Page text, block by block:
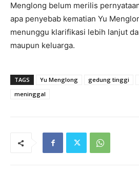
Menglong belum merilis
apa penyebab kematian Yu
menunggu klarifikasi lebih lanjut
maupun keluarga.
TAGS Yu Menglong gedung tinggi
meninggal